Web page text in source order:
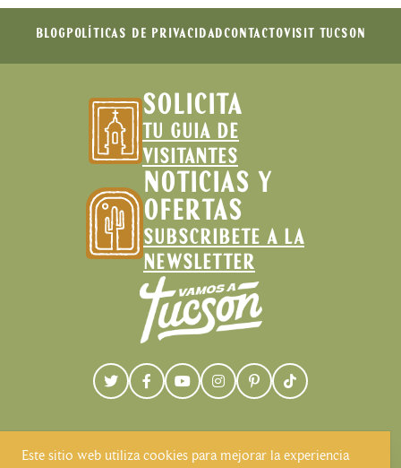
BLOG POLÍTICAS DE PRIVACIDAD CONTACTOVISIT TUCSON
SOLICITA
TU GUIA DE
VISITANTES
NOTICIAS Y
OFERTAS
SUBSCRIBETE A LA
NEWSLETTER
Este sitio web utiliza cookies para mejorar la experiencia